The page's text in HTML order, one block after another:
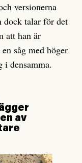
versionerna
dock talar för det
att han är
såg med höger
i densamma.
av